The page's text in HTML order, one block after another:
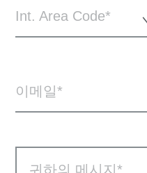
Int. Area Code*
이메일
귀하의 메시지